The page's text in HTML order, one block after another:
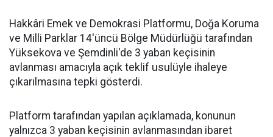
Hakkâri Emek ve Demokrasi Platformu, Doğa Koruma
ve Milli Parklar 14'üncü Bölge Müdürlüğü tarafından
Yüksekova ve Şemdinli'de 3 yaban keçisinin
avlanması amacıyla açık teklif usulüyle ihaleye
çıkarılmasına tepki gösterdi.
Platform tarafından yapılan açıklamada, konunun
yalnızca 3 yaban keçisinin avlanmasından ibaret